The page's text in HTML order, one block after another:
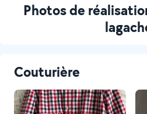
Photos de
Couturière